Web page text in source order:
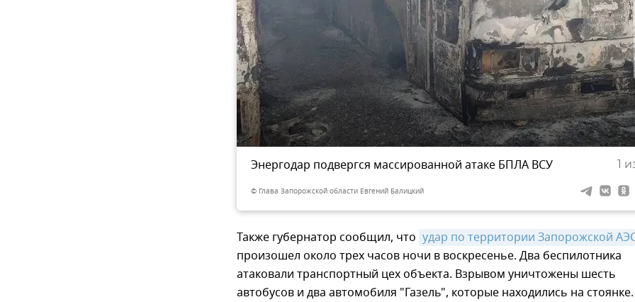
1
Энергодар подвергся массированной атаке БПЛА ВСУ
© Глава Запорожской области Евгений Балицкий
Также губернатор сообщил, что удар по территории Запорожской
произошел около трех часов ночи в воскресенье. Два беспилотника
атаковали транспортный цех объекта. Взрывом уничтожены шесть
автобусов и два автомобиля "Газель", которые находились на стоянке.